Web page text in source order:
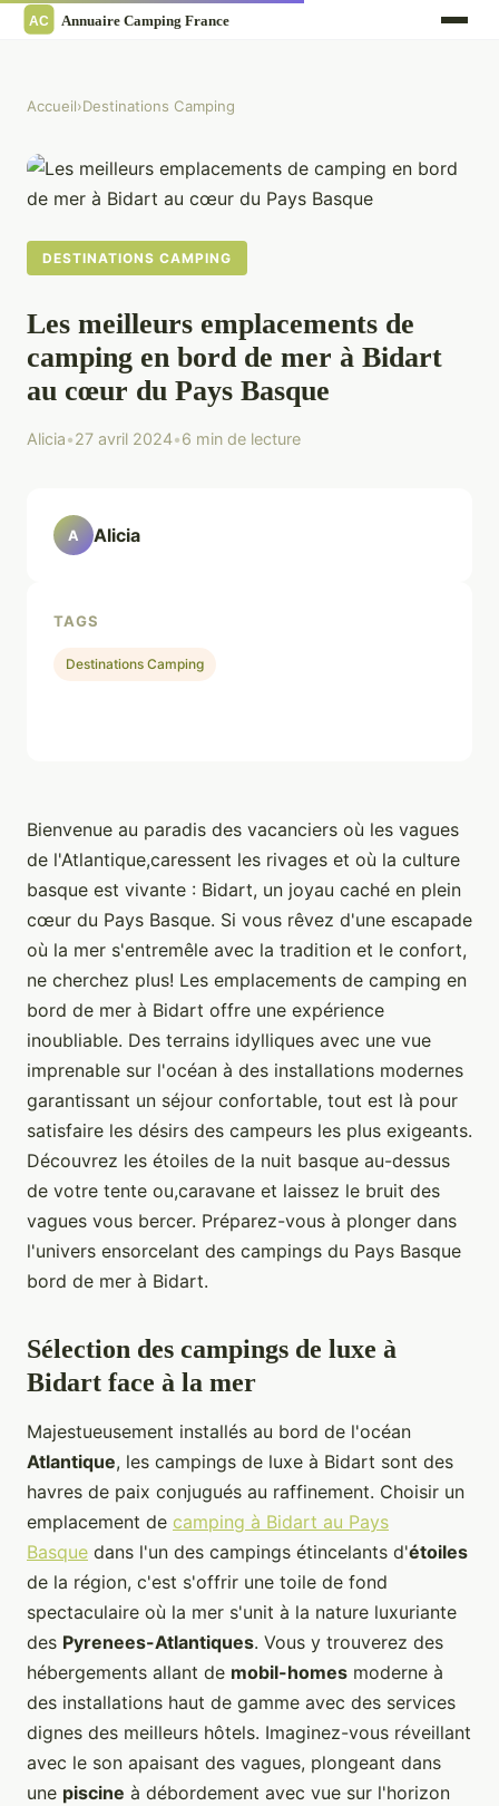
Accueil›Destinations Camping
DESTINATIONS CAMPING
Les meilleurs emplacements de
camping en bord de mer à Bidart
au cœur du Pays Basque
Alicia•27 avril 2024•6 min de lecture
Bienvenue au paradis des vacanciers où les vagues
de l'Atlantique,caressent les rivages et où la culture
basque est vivante : Bidart, un joyau caché en plein
cœur du Pays Basque. Si vous rêvez d'une escapade
où la mer s'entremêle avec la tradition et le confort,
ne cherchez plus! Les emplacements de camping en
bord de mer à Bidart offre une expérience
inoubliable. Des terrains idylliques avec une vue
imprenable sur l'océan à des installations modernes
garantissant un séjour confortable, tout est là pour
satisfaire les désirs des campeurs les plus exigeants.
Découvrez les étoiles de la nuit basque au-dessus
de votre tente ou,caravane et laissez le bruit des
vagues vous bercer. Préparez-vous à plonger dans
l'univers ensorcelant des campings du Pays Basque
bord de mer à Bidart.
Sélection des campings de luxe à
Bidart face à la mer
Majestueusement installés au bord de l'océan
Atlantique, les campings de luxe à Bidart sont des
havres de paix conjugués au raffinement. Choisir un
emplacement de camping à Bidart au Pays
Basque dans l'un des campings étincelants d'étoiles
de la région, c'est s'offrir une toile de fond
spectaculaire où la mer s'unit à la nature luxuriante
des Pyrenees-Atlantiques. Vous y trouverez des
hébergements allant de mobil-homes moderne à
des installations haut de gamme avec des services
dignes des meilleurs hôtels. Imaginez-vous réveillant
avec le son apaisant des vagues, plongeant dans
une piscine à débordement avec vue sur l'horizon
A Alicia
TAGS
Destinations Camping